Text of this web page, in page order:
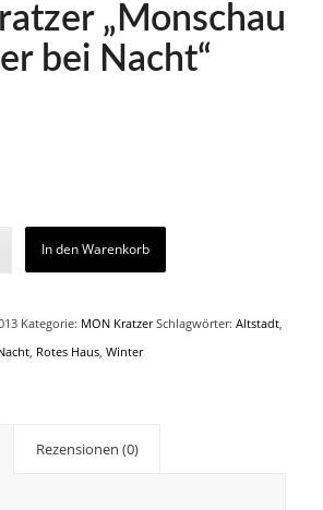
„Monschau
bei Nacht“
In den Warenkorb
Kategorie: MON Kratzer Schlagwörter: Altstadt,
, Rotes Haus, Winter
Rezensionen (0)